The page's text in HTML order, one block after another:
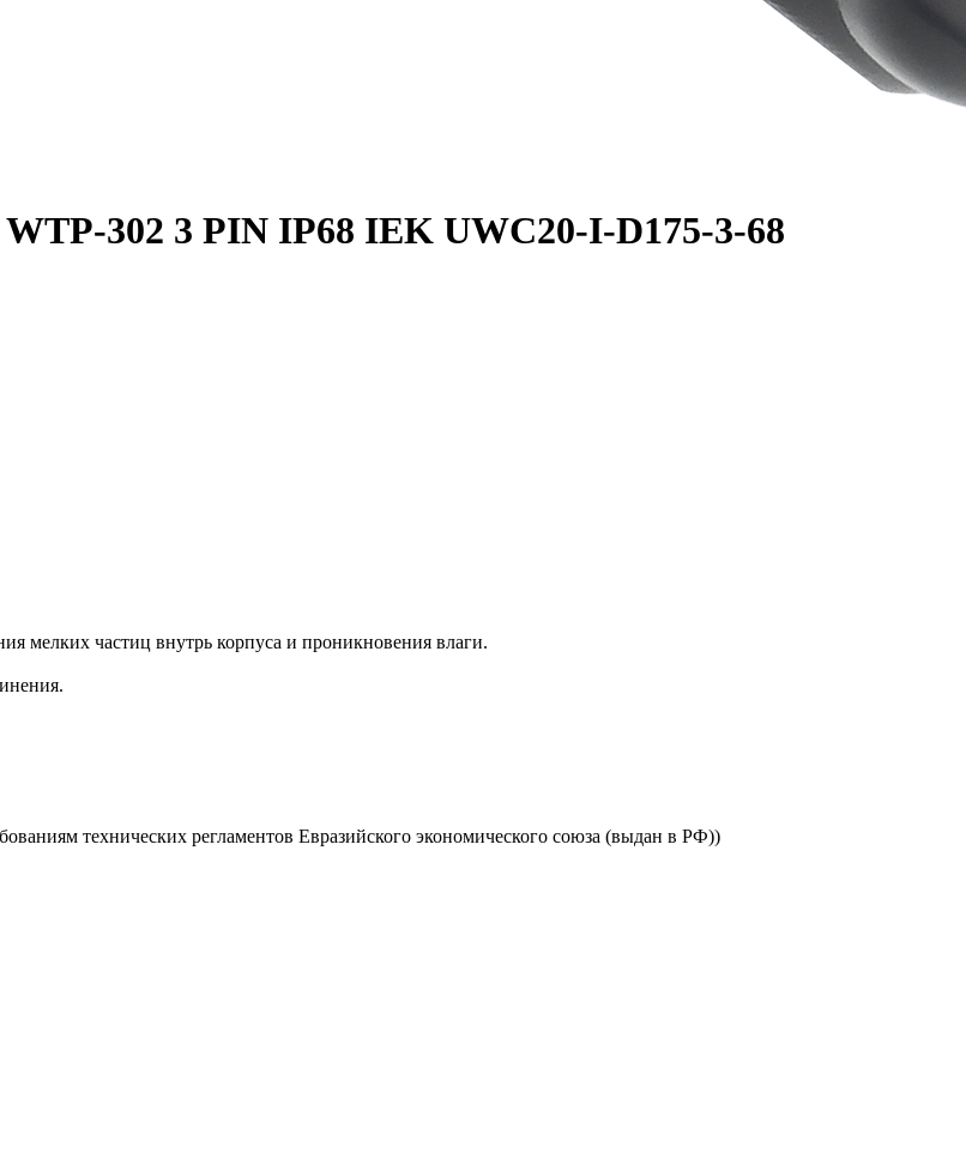
302 3 PIN IP68 IEK UWC20-I-D175-3-68
мелких частиц внутрь корпуса и проникновения влаги.
технических регламентов Евразийского экономического союза (выдан в РФ))